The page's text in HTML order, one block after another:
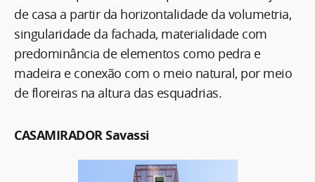
de casa a partir da horizontalidade da volumetria,
singularidade da fachada, materialidade com
predominância de elementos como pedra e
madeira e conexão com o meio natural, por meio
de floreiras na altura das esquadrias.
CASAMIRADOR Savassi